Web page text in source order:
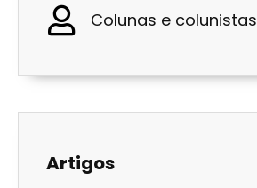
Colunas e colunistas
Artigos